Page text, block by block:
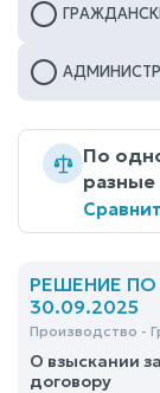
По
РЕШЕНИЕ
30.09.2025
Производство -
О взыскании
договору